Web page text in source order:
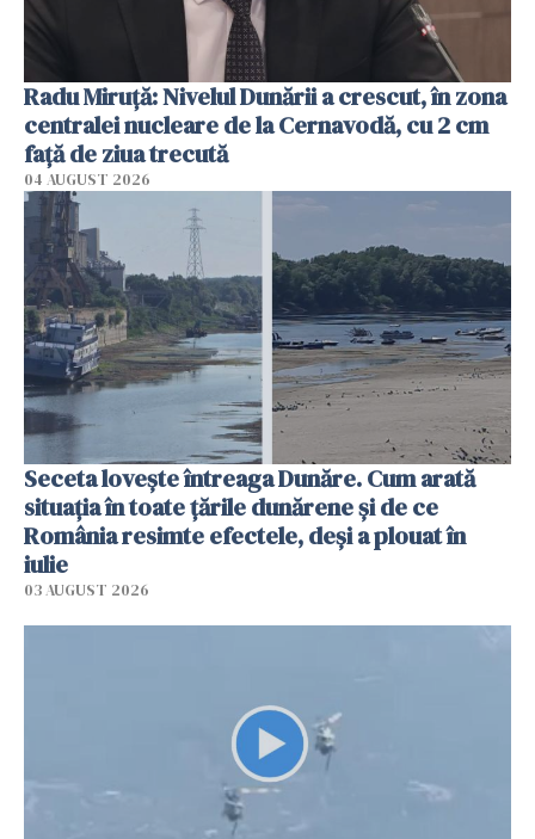
Radu Miruţă: Nivelul Dunării a crescut, în zona
centralei nucleare de la Cernavodă, cu 2 cm
faţă de ziua trecută
04 AUGUST 2026
Seceta lovește întreaga Dunăre. Cum arată
situația în toate țările dunărene și de ce
România resimte efectele, deși a plouat în
iulie
03 AUGUST 2026